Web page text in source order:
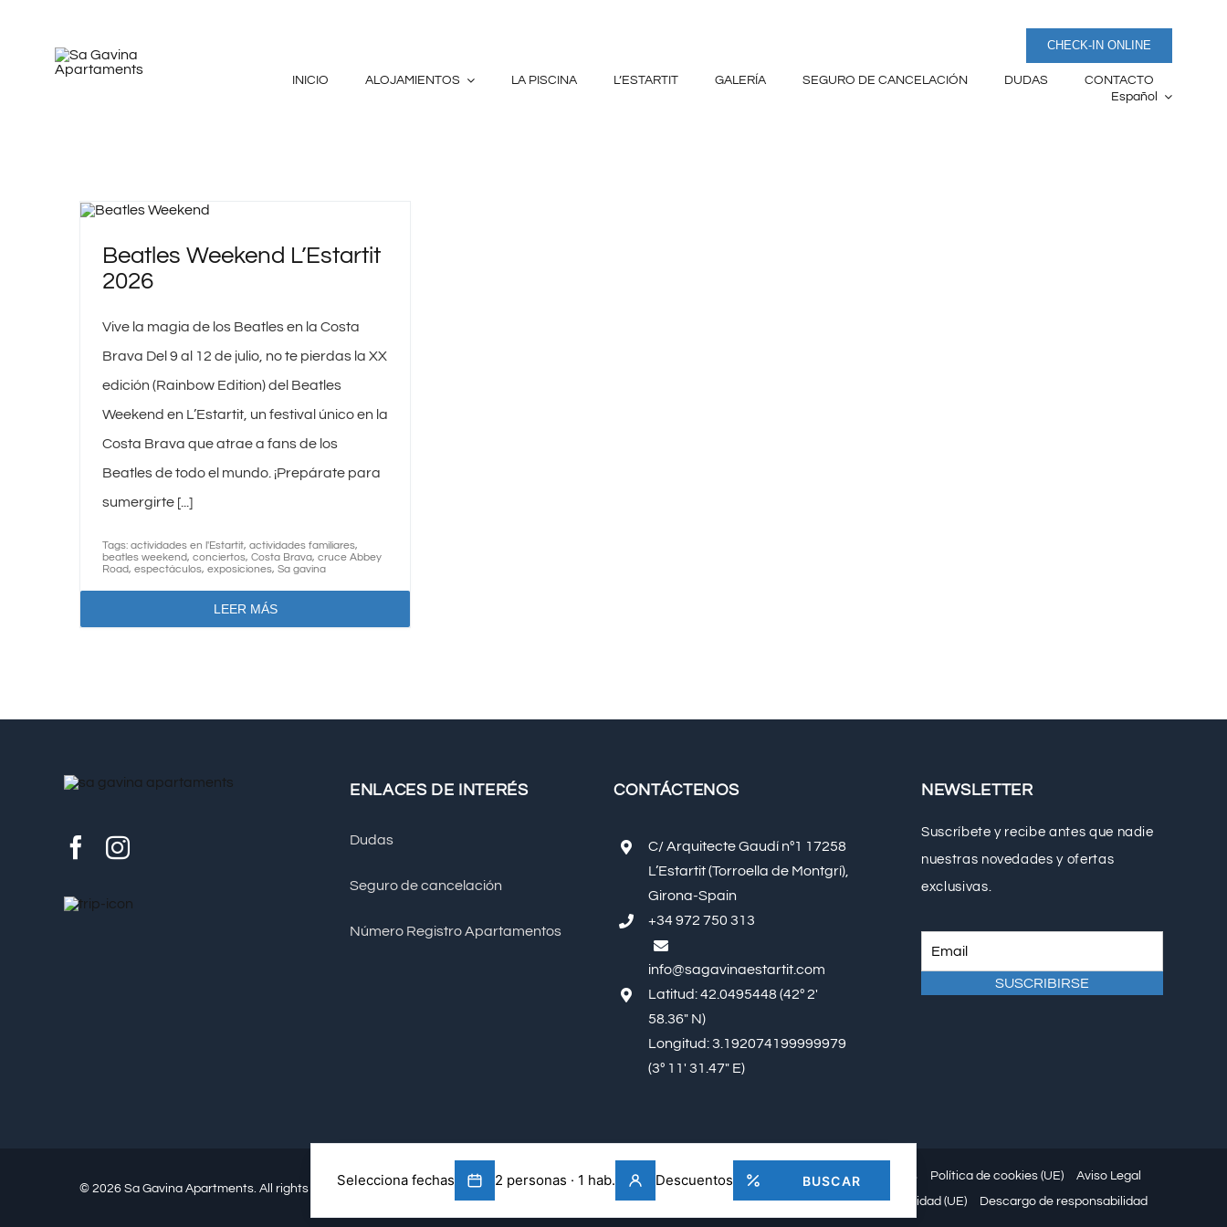
contenido
CHECK-IN ONLINE
INICIO ALOJAMIENTOS LA PISCINA L’ESTARTIT GALERÍA SEGURO DE CANCELACIÓN DUDAS
CONTACTO
Español
Beatles Weekend L’Estartit
2026
Vive la magia de los Beatles en la Costa
Brava Del 9 al 12 de julio, no te pierdas la XX
edición (Rainbow Edition) del Beatles
Weekend en L’Estartit, un festival único en la
Costa Brava que atrae a fans de los
Beatles de todo el mundo. ¡Prepárate para
sumergirte [...]
Tags: actividades en l'Estartit, actividades familiares,
beatles weekend, conciertos, Costa Brava, cruce Abbey
Road, espectáculos, exposiciones, Sa gavina
LEER MÁS
ENLACES DE INTERÉS
Dudas
Seguro de cancelación
Número Registro Apartamentos
CONTÁCTENOS
C/ Arquitecte Gaudí nº1 17258
L’Estartit (Torroella de Montgrí),
Girona-Spain
+34 972 750 313
info@sagavinaestartit.com
Latitud: 42.0495448 (42º 2′
58.36″ N)
Longitud: 3.192074199999979
(3º 11′ 31.47″ E)
NEWSLETTER
Suscríbete y recibe antes que nadie
nuestras novedades y ofertas
exclusivas.
© 2026 Sa Gavina Apartments. All rights reserved.
Resolución de conflictos Política de cookies (UE)
Aviso Legal
Declaración de privacidad (UE)
Descargo de responsabilidad